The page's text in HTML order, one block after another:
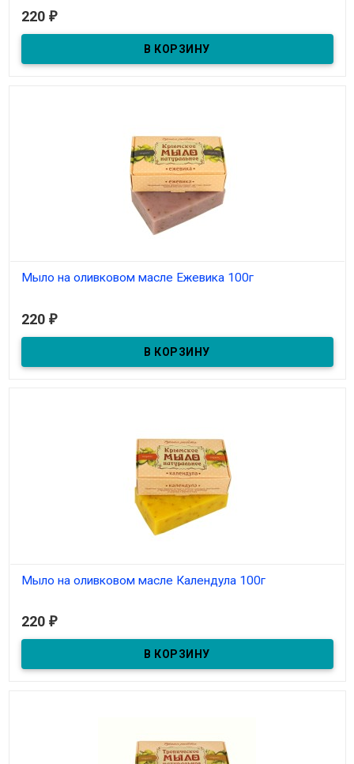
220 ₽
Мыло на оливковом масле Ежевика 100г
220 ₽
Мыло на оливковом масле Календула 100г
220 ₽